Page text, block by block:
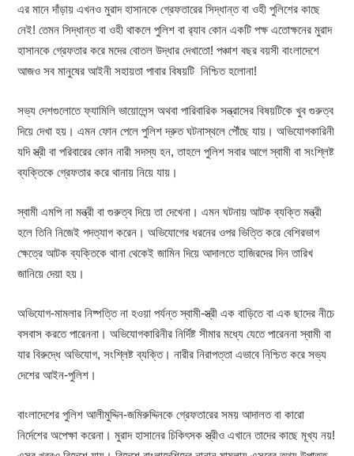
এর মানে দাঁড়ায় এখনও মুরাদ হাসানকে গ্রেফতারের সিদ্ধান্ত বা ওহী পুলিশের কাছে
নেই! তেমন সিদ্ধান্ত বা ওহী থাকলে পুলিশ বা র‍্যাব কোন একটি পক্ষ এতোক্ষনের মুরাদ
হাসানকে গ্রেফতার করে মদের বোতল উদ্ধার দেখাতো! পঞ্চাশ বছর বয়সী বাংলাদেশে
আজও সব মানুষের আইনী সহায়তা পাবার বিষয়টি নিশ্চিত হলোনা!
সভ্য দেশগুলোতে ফ্যামিলি ভায়োলেন্স অথবা পারিবারিক সন্ত্রাসের বিষয়টিকে খুব গুরুত্ব
দিয়ে দেখা হয়। এমন ফোন পেলে পুলিশ দ্রুত ঘটনাস্থলে পৌঁছে যায়। অভিযোগকারিনী
যদি স্ত্রী বা পরিবারের কোন নারী সদস্য হন, তাহলে পুলিশ সবার আগে স্বামী বা সংশ্লিষ্ট
ব্যক্তিকে গ্রেফতার করে থানায় নিয়ে যায়।
স্বামী এমপি না মন্ত্রী বা গুরুত্ব দিয়ে তা দেখেনা। এমন ঘটনায় আটক ব্যক্তি মন্ত্রী
হলে তিনি নিজেই পদত্যাগ করেন। অভিযোগের ধরনের ওপর ভিত্তি করে বেশিরভাগ
ক্ষেত্রে আটক ব্যক্তিকে থানা থেকেই জামিন দিয়ে আদালতে হাজিরদের দিন তারিখ
জানিয়ে দেয়া হয়।
অভিযোগ-মামলার নিষ্পত্তি না হওয়া পর্যন্ত স্বামী-স্ত্রী এক বাড়িতে বা এক ছাদের নীচে
বসবাস করতে পারেননা। অভিযোগকারিনীর নির্দিষ্ট সীমার মধ্যে যেতে পারেননা স্বামী বা
যার বিরুদ্ধে অভিযোগ, সংশ্লিষ্ট ব্যক্তি। নারীর নিরাপত্তা এভাবে নিশ্চিত করে সভ্য
দেশের আইন-পুলিশ।
বাংলাদেশের পুলিশ আলীমুদ্দিন-জমিরুদ্দিনকে গ্রেফতারের সময় আদালত বা কারো
নির্দেশের অপেক্ষা করেনা। মুরাদ হাসানের চিকিৎসক স্ত্রীও এখানে তাদের কাছে মূখ্য নয়!